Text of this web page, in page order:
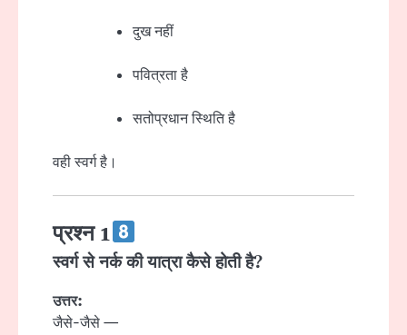
दुख नहीं
पवित्रता है
सतोप्रधान स्थिति है
वही स्वर्ग है।
प्रश्न 1
स्वर्ग से नर्क की यात्रा कैसे होती है?
उत्तर:
जैसे-जैसे —